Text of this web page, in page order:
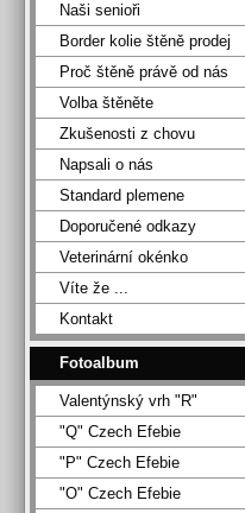
Naši senioři
Border kolie štěně prodej
Proč štěně právě od nás
Volba štěněte
Zkušenosti z chovu
Napsali o nás
Standard plemene
Doporučené odkazy
Veterinární okénko
Víte že ...
Kontakt
Fotoalbum
Valentýnský vrh "R"
"Q" Czech Efebie
"P" Czech Efebie
"O" Czech Efebie